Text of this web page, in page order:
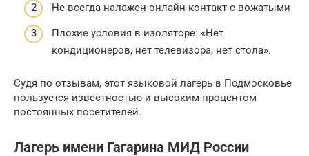
Не всегда налажен онлайн-контакт с вожатыми
Плохие условия в изоляторе: «Нет
кондиционеров, нет телевизора, нет стола».
Судя по отзывам, этот языковой лагерь в Подмосковье
пользуется известностью и высоким процентом
постоянных посетителей.
Лагерь имени Гагарина МИД России